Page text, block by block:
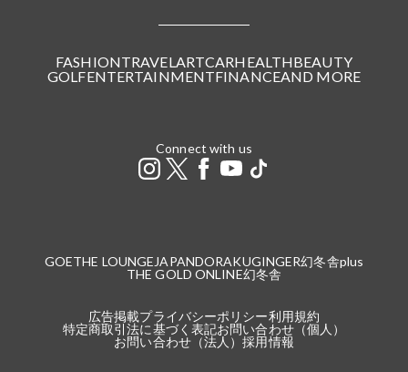
FASHIONTRAVELARTCARHEALTHBEAUTY
GOLFENTERTAINMENTFINANCEAND MORE
Connect with us
GOETHE LOUNGEJAPANDORAKUGINGER幻冬舎plus
THE GOLD ONLINE幻冬舎
広告掲載プライバシーポリシー利用規約
特定商取引法に基づく表記お問い合わせ（個人）
お問い合わせ（法人）採用情報